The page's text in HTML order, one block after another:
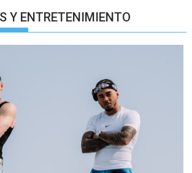
Y ENTRETENIMIENTO